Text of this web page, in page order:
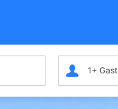
Gäste
1+ Gast